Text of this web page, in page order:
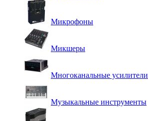
Микрофоны
Микшеры
Многоканальные усилители
Музыкальные инструменты